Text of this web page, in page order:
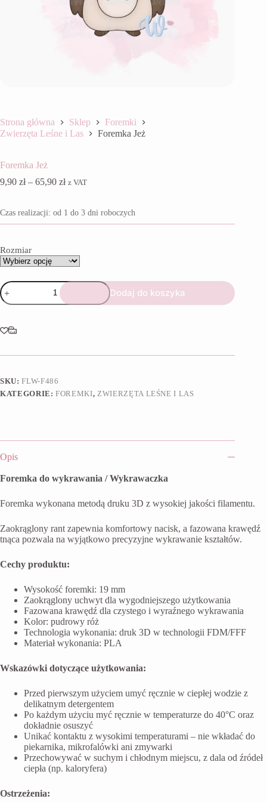
Strona główna Sklep
Foremki
Zwierzęta Leśne i Las
Foremka Jeż
Foremka Jeż
9,90 zł – 65,90 złZakres
9,90 zł
do
z VAT
Czas realizacji: od 1 do 3 dni roboczych
Rozmiar
ilość
Foremka
Jeż
Dodaj do koszyka
SKU:FLW-F486
KATEGORIE:FOREMKI, ZWIERZĘTA LEŚNE I LAS
Opis
Foremka do wykrawania / Wykrawaczka
Foremka wykonana metodą druku 3D z wysokiej jakości filamentu.
Zaokrąglony rant zapewnia komfortowy nacisk, a fazowana krawędź
tnąca pozwala na wyjątkowo precyzyjne wykrawanie kształtów.
Cechy produktu:
Wysokość foremki: 19 mm
Zaokrąglony uchwyt dla wygodniejszego użytkowania
Fazowana krawędź dla czystego i wyraźnego wykrawania
Kolor: pudrowy róż
Technologia wykonania: druk 3D w technologii FDM/FFF
Materiał wykonania: PLA
Wskazówki dotyczące użytkowania:
Przed pierwszym użyciem umyć ręcznie w ciepłej wodzie z
delikatnym detergentem
Po każdym użyciu myć ręcznie w temperaturze do 40°C oraz
dokładnie osuszyć
Unikać kontaktu z wysokimi temperaturami – nie wkładać do
piekarnika, mikrofalówki ani zmywarki
Przechowywać w suchym i chłodnym miejscu, z dala od źródeł
ciepła (np. kaloryfera)
Ostrzeżenia: